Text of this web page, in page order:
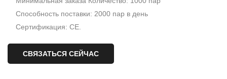
Способность поставки: 2000 пар в день
Сертификация: CE.
СВЯЗАТЬСЯ СЕЙЧАС